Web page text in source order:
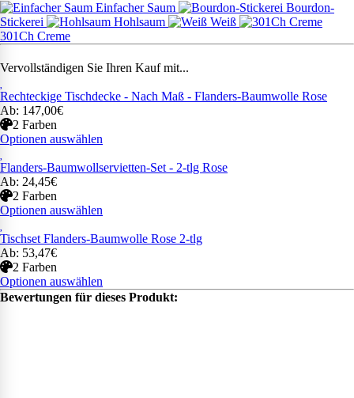
Einfacher Saum
Bourdon-
Stickerei
Hohlsaum
Weiß
301Ch Creme
Vervollständigen Sie Ihren Kauf mit...
Rechteckige Tischdecke - Nach Maß - Flanders-Baumwolle Rose
Ab: 147,00€
2 Farben
Optionen auswählen
Flanders-Baumwollservietten-Set - 2-tlg Rose
Ab: 24,45€
2 Farben
Optionen auswählen
Tischset Flanders-Baumwolle Rose 2-tlg
Ab: 53,47€
2 Farben
Optionen auswählen
Bewertungen für dieses Produkt: